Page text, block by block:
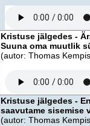
Kristuse jälgedes -
Suuna oma muutlik
(autor: Thomas
Kristuse jälgedes -
saavutame sisemise
(autor: Thomas